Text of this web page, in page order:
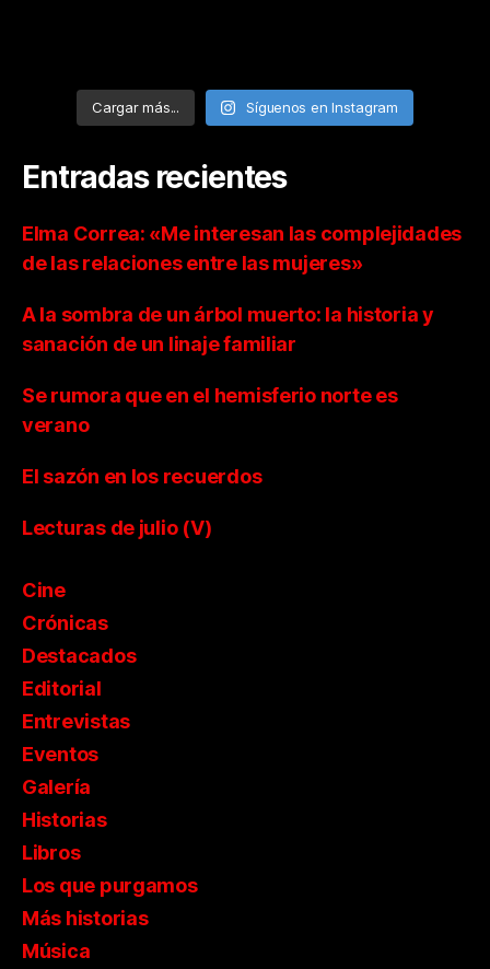
Cargar más... Síguenos en Instagram
Entradas recientes
Elma Correa: «Me interesan las complejidades
de las relaciones entre las mujeres»
A la sombra de un árbol muerto: la historia y
sanación de un linaje familiar
Se rumora que en el hemisferio norte es
verano
El sazón en los recuerdos
Lecturas de julio (V)
Cine
Crónicas
Destacados
Editorial
Entrevistas
Eventos
Galería
Historias
Libros
Los que purgamos
Más historias
Música